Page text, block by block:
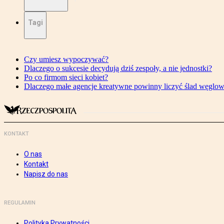
Tagi
Czy umiesz wypoczywać?
Dlaczego o sukcesie decydują dziś zespoły, a nie jednostki?
Po co firmom sieci kobiet?
Dlaczego małe agencje kreatywne powinny liczyć ślad
KONTAKT
O nas
Kontakt
Napisz do nas
REGULAMIN